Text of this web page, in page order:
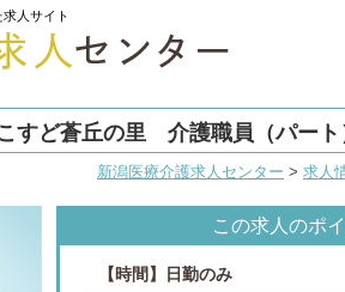
人サイト
すど蒼丘の里 介護職員（パー
新潟医療介護求人センター > 求人
この求人のポ
【時間】日勤のみ